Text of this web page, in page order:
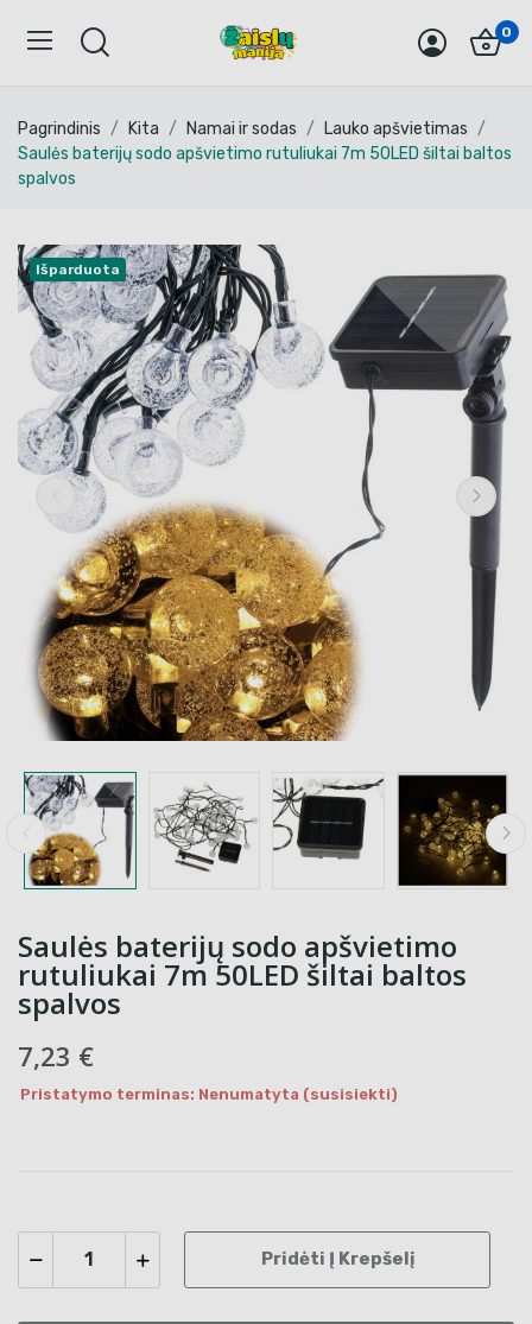
0
Pagrindinis Kita Namai ir sodas
Lauko apšvietimas
Saulės baterijų sodo apšvietimo rutuliukai 7m 50LED šiltai baltos
spalvos
Išparduota
Saulės baterijų sodo apšvietimo
rutuliukai 7m 50LED šiltai baltos
spalvos
7,23 €
Pristatymo terminas: Nenumatyta (susisiekti)
Pridėti Į Krepšelį